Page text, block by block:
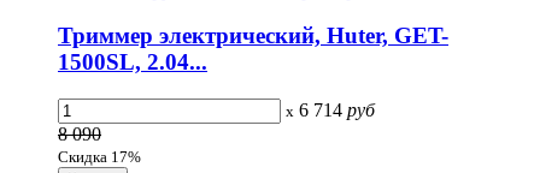
Триммер электрический, Huter, GET-
1500SL, 2.04...
x 6 714 руб
8 090
Скидка 17%